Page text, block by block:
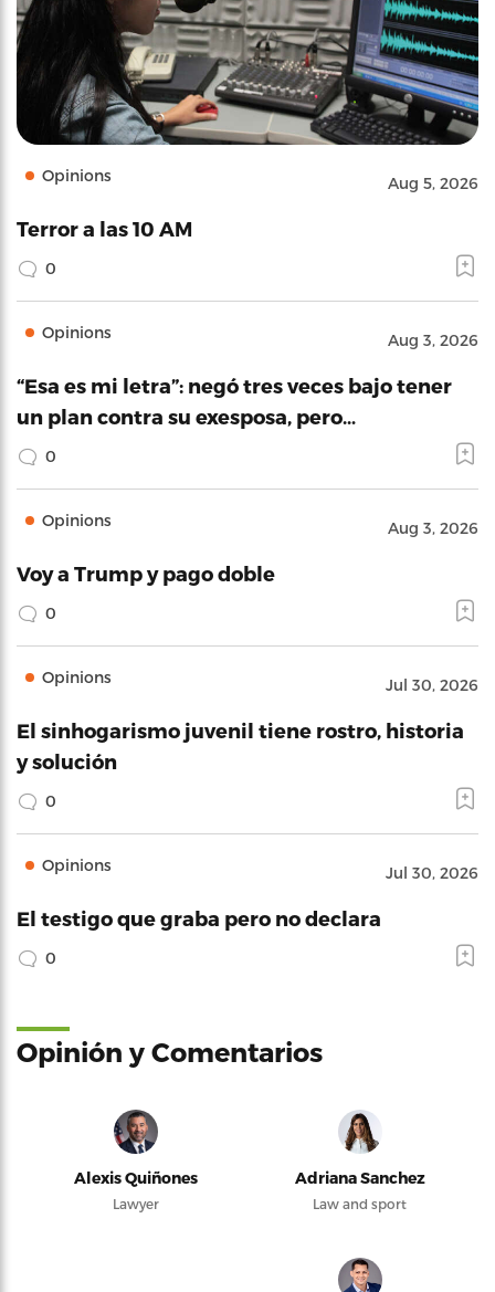
Opinions Aug 5, 2026
Terror a las 10 AM
0
Opinions Aug 3, 2026
“Esa es mi letra”: negó tres veces bajo tener
un plan contra su exesposa, pero…
0
Opinions Aug 3, 2026
Voy a Trump y pago doble
0
Opinions Jul 30, 2026
El sinhogarismo juvenil tiene rostro, historia
y solución
0
Opinions Jul 30, 2026
El testigo que graba pero no declara
0
Opinión y Comentarios
Alexis Quiñones
Lawyer
Adriana Sanchez
Law and sport